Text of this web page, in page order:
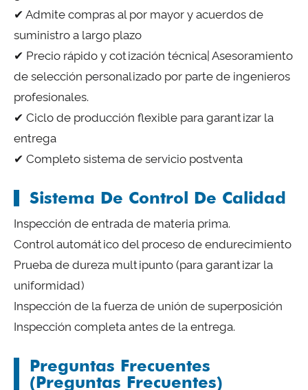
✔ Admite compras al por mayor y acuerdos de
suministro a largo plazo
✔ Precio rápido y cotización técnica| Asesoramiento
de selección personalizado por parte de ingenieros
profesionales.
✔ Ciclo de producción flexible para garantizar la
entrega
✔ Completo sistema de servicio postventa
Sistema De Control De Calidad
Inspección de entrada de materia prima.
Control automático del proceso de endurecimiento
Prueba de dureza multipunto (para garantizar la
uniformidad)
Inspección de la fuerza de unión de superposición
Inspección completa antes de la entrega.
Preguntas Frecuentes
(Preguntas Frecuentes)